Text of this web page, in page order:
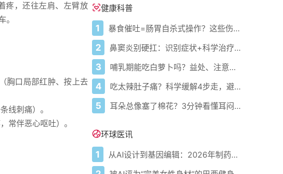
疼，还往左肩、左臂放
胸口局部红肿、按上去
线刺痛）。
常伴恶心呕吐）。
健康科普
1 暴食催吐=肠胃自杀式操作？这些伤害你必须知道
2 鼻窦炎别硬扛：识别症状+科学治疗+避坑指南
3 哺乳期能吃白萝卜吗？益处、注意事项一次说清
4 吃太辣肚子痛？科学缓解4步走，避免“辣出胃炎”
5 耳朵总像塞了棉花？3分钟看懂耳闷的真相与自救指南
环球医讯
1 从AI设计到基因编辑：2026年制药领域重大突破